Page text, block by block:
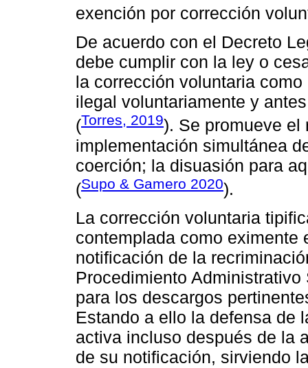
exención por corrección
De acuerdo con el Decreto
debe cumplir con la ley o
la corrección voluntaria
ilegal voluntariamente y
(Torres, 2019). Se promueve el
implementación simultánea
coerción; la disuasión para
(Supo & Gamero 2020).
La corrección voluntaria
contemplada como eximente
notificación de la
Procedimiento
para los descargos
Estando a ello la defensa de
activa incluso después de la
de su notificación, sirviendo